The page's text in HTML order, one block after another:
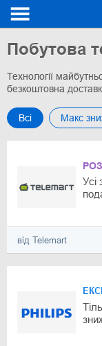
Побутова
Технології
безкоштовна
Всі Макс
Усі
від Telemart